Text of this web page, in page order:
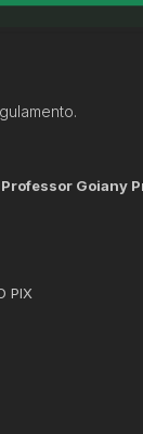
Goiany
PIX